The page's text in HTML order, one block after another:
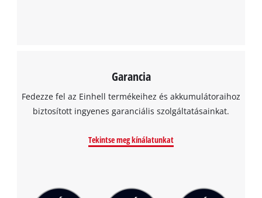
Garancia
Fedezze fel az Einhell termékeihez és akkumulátoraihoz
biztosított ingyenes garanciális szolgáltatásainkat.
Tekintse meg kínálatunkat